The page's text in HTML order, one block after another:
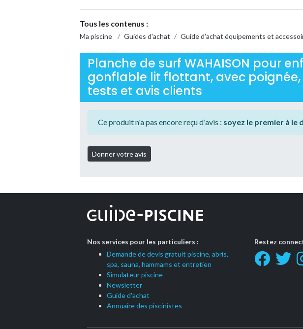
Tous les contenus :
Ma piscine / Guides d'achat / Guide d'achat équipements et
Planche de surf WAHAISON pour
gonflable lit flottant, avec
tests et avis clients
Ce produit n'a pas encore reçu d'avis : soyez le premier à le
Nos services pour les particuliers :
Demande de devis gratuit piscine, abris,
spa, sauna, hammams et entretien
Simulateur piscine
Newsletter
Guide d'achat
Annuaire des piscinistes
Restez